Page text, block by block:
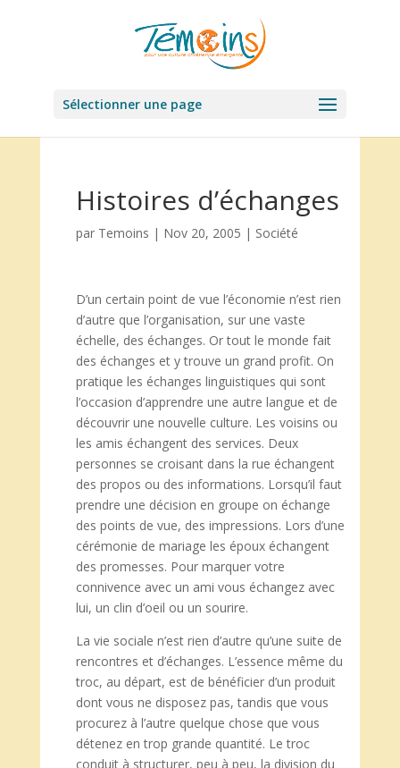
Sélectionner une page
Histoires d’échanges
par Temoins | Nov 20, 2005 | Société
D’un certain point de vue l’économie n’est rien
d’autre que l’organisation, sur une vaste
échelle, des échanges. Or tout le monde fait
des échanges et y trouve un grand profit. On
pratique les échanges linguistiques qui sont
l’occasion d’apprendre une autre langue et de
découvrir une nouvelle culture. Les voisins ou
les amis échangent des services. Deux
personnes se croisant dans la rue échangent
des propos ou des informations. Lorsqu’il faut
prendre une décision en groupe on échange
des points de vue, des impressions. Lors d’une
cérémonie de mariage les époux échangent
des promesses. Pour marquer votre
connivence avec un ami vous échangez avec
lui, un clin d’oeil ou un sourire.
La vie sociale n’est rien d’autre qu’une suite de
rencontres et d’échanges. L’essence même du
troc, au départ, est de bénéficier d’un produit
dont vous ne disposez pas, tandis que vous
procurez à l’autre quelque chose que vous
détenez en trop grande quantité. Le troc
conduit à structurer, peu à peu, la division du